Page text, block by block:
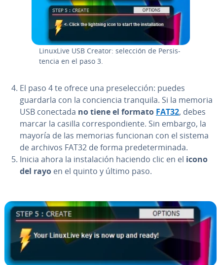
LinuxLive USB Creator: selección de Pe­r­si­s­
te­n­cia en el paso 3.
El paso 4 te ofrece una pre­se­le­c­ción: puedes
guardarla con la co­n­cie­n­cia tranquila. Si la memoria
USB conectada no tiene el formato FAT32, debes
marcar la casilla co­rre­s­po­n­die­n­te. Sin embargo, la
mayoría de las memorias funcionan con el sistema
de archivos FAT32 de forma pre­de­te­r­mi­na­da.
Inicia ahora la in­s­ta­la­ción haciendo clic en el icono
del rayo en el quinto y último paso.